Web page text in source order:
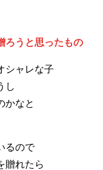
ろうと思ったもの
シャレな子
し
かなと
るので
贈れたら